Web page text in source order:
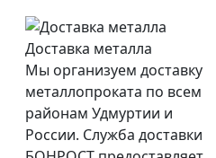
Доставка металла
Мы организуем доставку
металлопроката по всем
районам Удмуртии и
России. Служба доставки